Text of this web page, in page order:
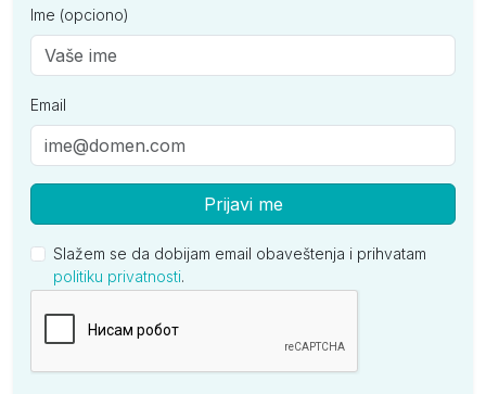
Ime (opciono)
Email
Prijavi me
Slažem se da dobijam email obaveštenja i prihvatam
politiku privatnosti.